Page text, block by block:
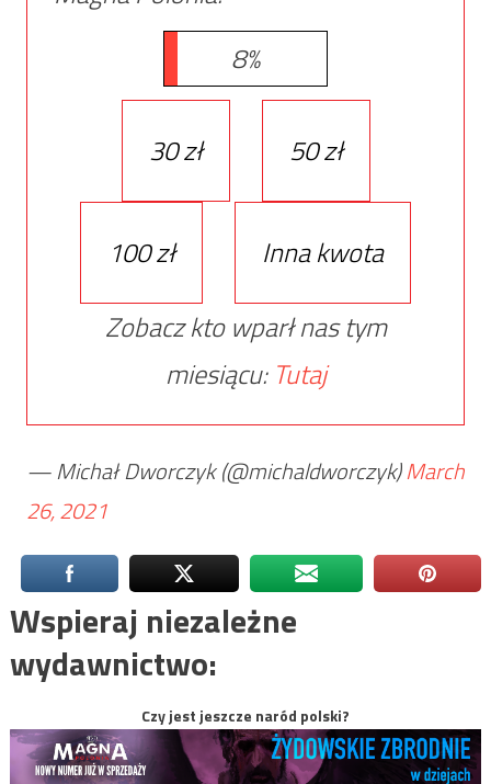
8%
30 zł 50 zł
100 zł
Inna kwota
Zobacz kto wparł nas tym
miesiącu: Tutaj
— Michał Dworczyk (@michaldworczyk)March
26, 2021
Wspieraj niezależne
wydawnictwo:
Czy jest jeszcze naród polski?